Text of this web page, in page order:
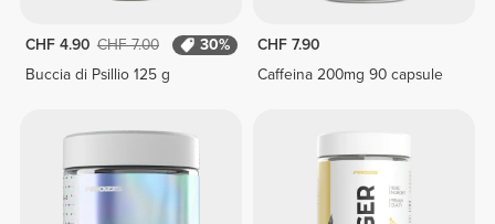
CHF 4.90 CHF 7.00
30%
Buccia di Psillio 125 g
CHF 7.90
Caffeina 200mg 90 capsule